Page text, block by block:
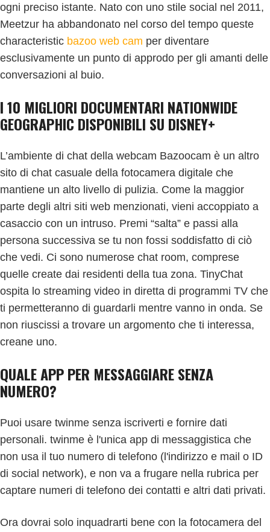
ogni preciso istante. Nato con uno stile social nel 2011,
Meetzur ha abbandonato nel corso del tempo queste
characteristic bazoo web cam per diventare
esclusivamente un punto di approdo per gli amanti delle
conversazioni al buio.
I 10 MIGLIORI DOCUMENTARI NATIONWIDE
GEOGRAPHIC DISPONIBILI SU DISNEY+
L’ambiente di chat della webcam Bazoocam è un altro
sito di chat casuale della fotocamera digitale che
mantiene un alto livello di pulizia. Come la maggior
parte degli altri siti web menzionati, vieni accoppiato a
casaccio con un intruso. Premi “salta” e passi alla
persona successiva se tu non fossi soddisfatto di ciò
che vedi. Ci sono numerose chat room, comprese
quelle create dai residenti della tua zona. TinyChat
ospita lo streaming video in diretta di programmi TV che
ti permetteranno di guardarli mentre vanno in onda. Se
non riuscissi a trovare un argomento che ti interessa,
creane uno.
QUALE APP PER MESSAGGIARE SENZA
NUMERO?
Puoi usare twinme senza iscriverti e fornire dati
personali. twinme è l'unica app di messaggistica che
non usa il tuo numero di telefono (l'indirizzo e mail o ID
di social network), e non va a frugare nella rubrica per
captare numeri di telefono dei contatti e altri dati privati.
Ora dovrai solo inquadrarti bene con la fotocamera del